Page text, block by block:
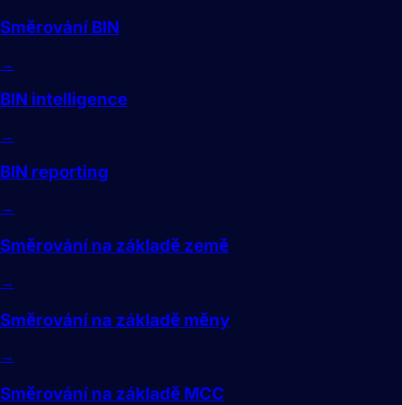
Směrování BIN
→
BIN intelligence
→
BIN reporting
→
Směrování na základě země
→
Směrování na základě měny
→
Směrování na základě MCC